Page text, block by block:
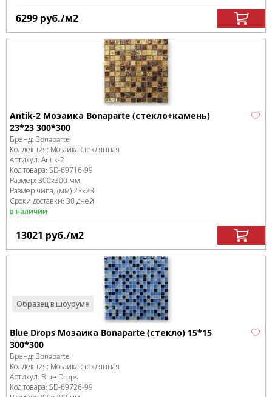
6299 руб./м2
Antik-2 Мозаика Bonaparte (стекло+камень)
23*23 300*300
Бренд: Bonaparte
Коллекция: Мозаика стеклянная
Артикул: Antik-2
Код товара: SD-69716-99
Размер: 300x300 мм
Размер чипа, (мм)23x23
Сроки доставки: 30 дней
в наличии
13021 руб./м2
Образец в шоуруме
Blue Drops Мозаика Bonaparte (стекло) 15*15
300*300
Бренд: Bonaparte
Коллекция: Мозаика стеклянная
Артикул: Blue Drops
Код товара: SD-69726-99